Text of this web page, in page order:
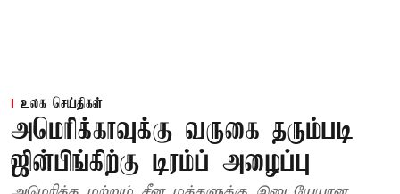
உலக செய்திகள்
அமெரிக்காவுக்கு வருகை தரும்படி
ஜின்பிங்கிற்கு டிரம்ப் அழைப்பு